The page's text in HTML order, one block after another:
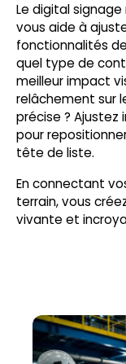
Le digital
vous aide à
fonctionnalités
quel type de
meilleur impact
relâchement sur
précise ?
pour
tête de liste.
En connectant
terrain, vous
vivante et